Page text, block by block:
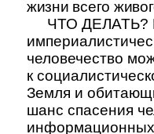
жизни всего
ЧТО ДЕЛАТЬ?
человечество
к
Земля и
шанс спасения
информационных